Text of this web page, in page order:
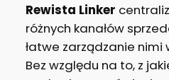
Rewista Linker
różnych kanałów
łatwe zarządzanie nimi
Bez względu na to, z